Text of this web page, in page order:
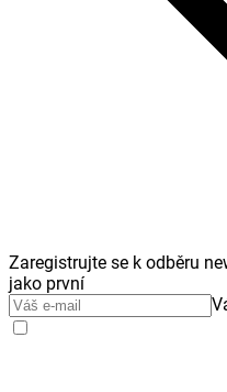
Zaregistrujte se k odběru
jako první